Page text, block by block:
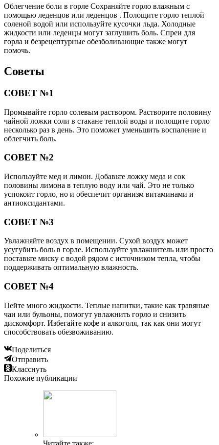
Облегчение боли в горле Сохраняйте горло влажным с
помощью леденцов или леденцов . Полощите горло теплой
соленой водой или используйте кусочки льда. Холодные
жидкости или леденцы могут заглушить боль. Спреи для
горла и безрецептурные обезболивающие также могут
помочь.
Советы
СОВЕТ №1
Промывайте горло солевым раствором. Растворите половину
чайной ложки соли в стакане теплой воды и полощите горло
несколько раз в день. Это поможет уменьшить воспаление и
облегчить боль.
СОВЕТ №2
Используйте мед и лимон. Добавьте ложку меда и сок
половины лимона в теплую воду или чай. Это не только
успокоит горло, но и обеспечит организм витаминами и
антиоксидантами.
СОВЕТ №3
Увлажняйте воздух в помещении. Сухой воздух может
усугубить боль в горле. Используйте увлажнитель или просто
поставьте миску с водой рядом с источником тепла, чтобы
поддерживать оптимальную влажность.
СОВЕТ №4
Пейте много жидкости. Теплые напитки, такие как травяные
чаи или бульоны, помогут увлажнить горло и снизить
дискомфорт. Избегайте кофе и алкоголя, так как они могут
способствовать обезвоживанию.
Поделиться
Отправить
Класснуть
Похожие публикации
Читайте также: